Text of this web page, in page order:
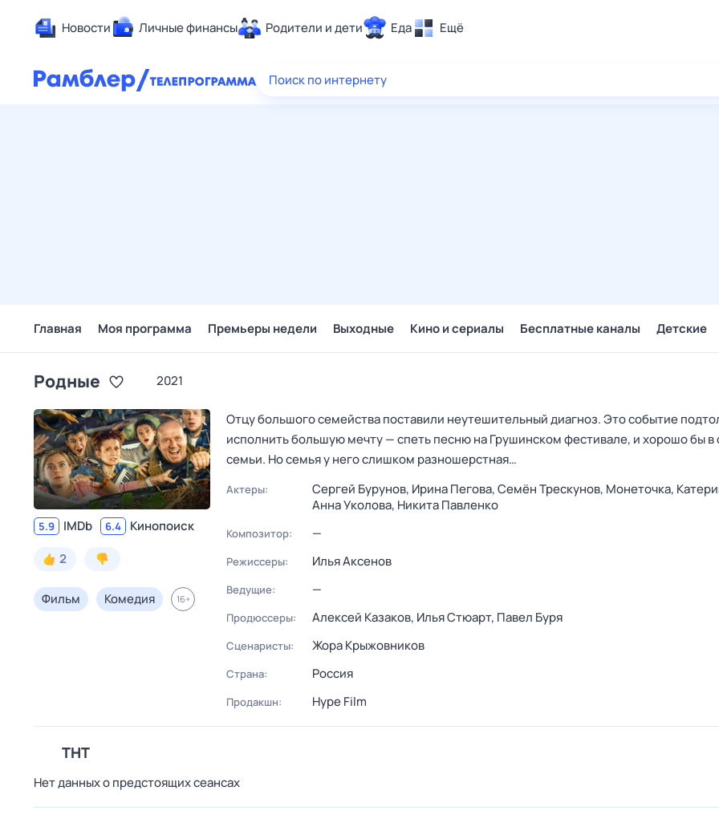
Новости Личные финансы Родители и дети Еда Ещё
Здоровье
Поиск по интернету
Главная Моя программа Премьеры недели Выходные Кино и сериалы Бесплатные каналы Детские
Родные 2021
5.9 IMDb 6.4
Кинопоиск
2
Фильм Комедия 16+
Отцу большого семейства поставили неутешительный диагноз. Это событие
исполнить большую мечту — спеть песню на Грушинском фестивале, и хорошо бы в
семьи. Но семья у него слишком разношерстная…
Актеры: Сергей Бурунов, Ирина Пегова,Семён Трескунов, Монеточка,
Анна Уколова, Никита Павленко
Композитор: —
Режиссеры: Илья Аксенов
Ведущие: —
Продюссеры: Алексей Казаков, Илья Стюарт, Павел Буря
Сценаристы: Жора Крыжовников
Страна: Россия
Продакшн: Hype Film
ТНТ
Нет данных о предстоящих сеансах